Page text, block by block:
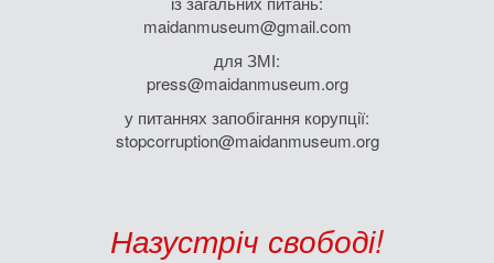
maidanmuseum@gmail.com
для ЗМІ:
press@maidanmuseum.org
у питаннях запобігання корупції:
stopcorruption@maidanmuseum.org
Назустріч свободі!